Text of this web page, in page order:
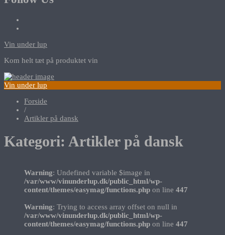
Vin under lup
Kom helt tæt på produktet vin
Vin under lup
Forside
/
Artikler på dansk
Kategori: Artikler på dansk
Warning: Undefined variable $image in
/var/www/vinunderlup.dk/public_html/wp-
content/themes/easymag/functions.php on line 447
Warning: Trying to access array offset on null in
/var/www/vinunderlup.dk/public_html/wp-
content/themes/easymag/functions.php on line 447